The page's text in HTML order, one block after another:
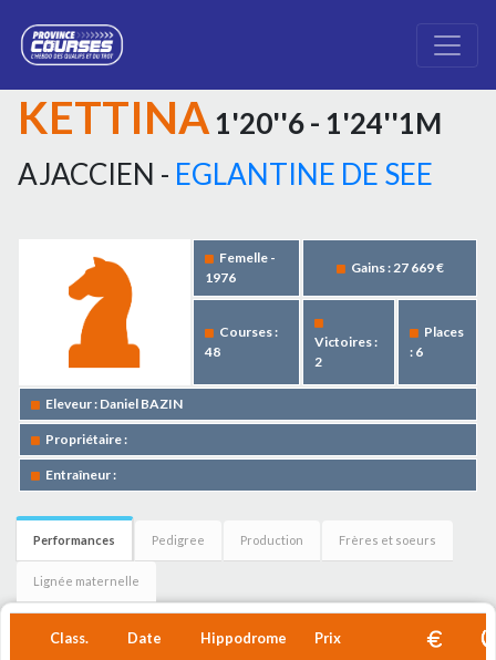
KETTINA 1'20''6 - 1'24''1M
AJACCIEN - EGLANTINE DE SEE
Femelle -
1976
Gains : 27 669 €
Courses :
48
Victoires :
2
Places
: 6
Eleveur : Daniel BAZIN
Propriétaire :
Entraîneur :
Performances Pedigree Production Frères et soeurs
Lignée maternelle
Class. Date Hippodrome Prix